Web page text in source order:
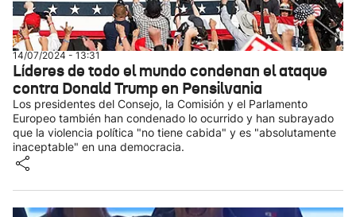
14/07/2024 - 13:31
Líderes de todo el mundo condenan el ataque
contra Donald Trump en Pensilvania
Los presidentes del Consejo, la Comisión y el Parlamento
Europeo también han condenado lo ocurrido y han subrayado
que la violencia política "no tiene cabida" y es "absolutamente
inaceptable" en una democracia.